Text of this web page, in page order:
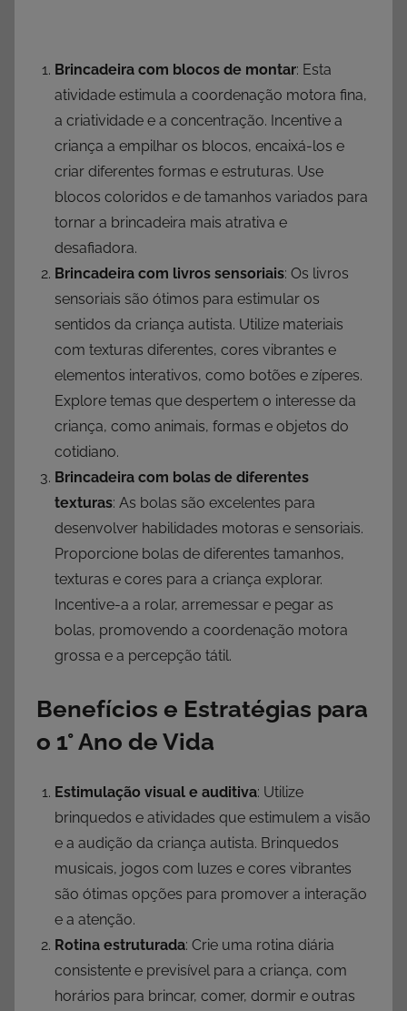
Brincadeira com blocos de montar: Esta
atividade estimula a coordenação motora fina,
a criatividade e a concentração. Incentive a
criança a empilhar os blocos, encaixá-los e
criar diferentes formas e estruturas. Use
blocos coloridos e de tamanhos variados para
tornar a brincadeira mais atrativa e
desafiadora.
Brincadeira com livros sensoriais: Os livros
sensoriais são ótimos para estimular os
sentidos da criança autista. Utilize materiais
com texturas diferentes, cores vibrantes e
elementos interativos, como botões e zíperes.
Explore temas que despertem o interesse da
criança, como animais, formas e objetos do
cotidiano.
Brincadeira com bolas de diferentes
texturas: As bolas são excelentes para
desenvolver habilidades motoras e sensoriais.
Proporcione bolas de diferentes tamanhos,
texturas e cores para a criança explorar.
Incentive-a a rolar, arremessar e pegar as
bolas, promovendo a coordenação motora
grossa e a percepção tátil.
Benefícios e Estratégias para
o 1° Ano de Vida
Estimulação visual e auditiva: Utilize
brinquedos e atividades que estimulem a visão
e a audição da criança autista. Brinquedos
musicais, jogos com luzes e cores vibrantes
são ótimas opções para promover a interação
e a atenção.
Rotina estruturada: Crie uma rotina diária
consistente e previsível para a criança, com
horários para brincar, comer, dormir e outras